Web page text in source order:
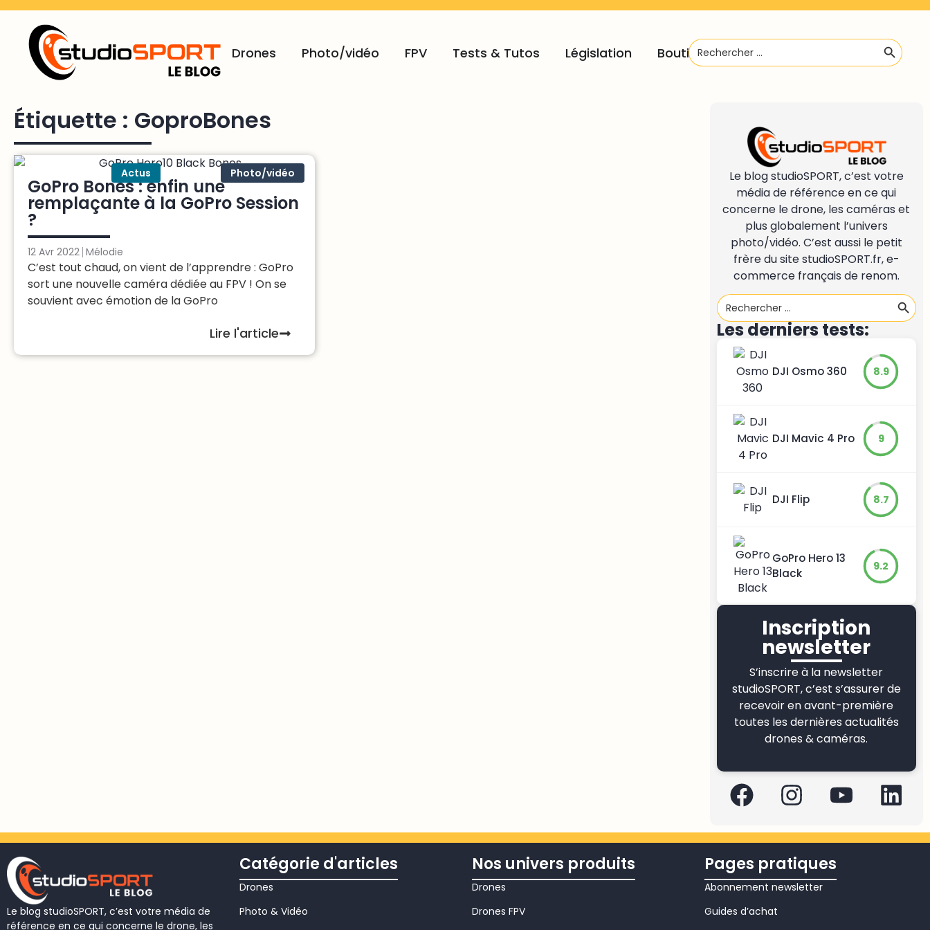
Drones Photo/vidéo FPV Tests & Tutos Législation Boutique
Search
for:
Search
Étiquette : GoproBones
Actus Photo/vidéo
GoPro Bones : enfin une
remplaçante à la GoPro Session
?
12 Avr 2022 Mélodie
C’est tout chaud, on vient de l’apprendre : GoPro
sort une nouvelle caméra dédiée au FPV ! On se
souvient avec émotion de la GoPro
Lire l'article
Le blog studioSPORT, c’est votre
média de référence en ce qui
concerne le drone, les caméras et
plus globalement l’univers
photo/vidéo. C’est aussi le petit
frère du sitestudioSPORT.fr, e-
commerce français de renom.
Search
for:
Les derniers tests:
DJI Osmo 360 8.9
DJI Mavic 4 Pro 9
DJI Flip 8.7
GoPro Hero 13
Black
9.2
Inscription
newsletter
S’inscrire à la newsletter
studioSPORT, c’est s’assurer de
recevoir en avant-première
toutes les dernières actualités
drones & caméras.
Le blog studioSPORT, c’est votre média de
référence en ce qui concerne le drone, les
Catégorie d'articles
Drones
Photo & Vidéo
Nos univers produits
Drones
Drones FPV
Pages pratiques
Abonnement newsletter
Guides d’achat